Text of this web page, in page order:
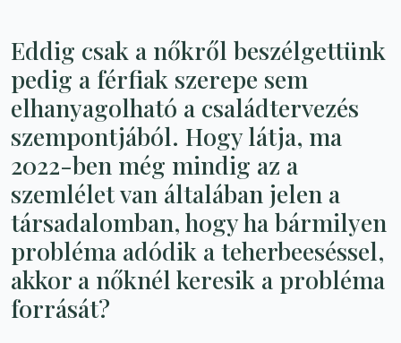
Eddig csak a nőkről beszélgettünk
pedig a férfiak szerepe sem
elhanyagolható a családtervezés
szempontjából. Hogy látja, ma
2022-ben még mindig az a
szemlélet van általában jelen a
társadalomban, hogy ha bármilyen
probléma adódik a teherbeeséssel,
akkor a nőknél keresik a probléma
forrását?